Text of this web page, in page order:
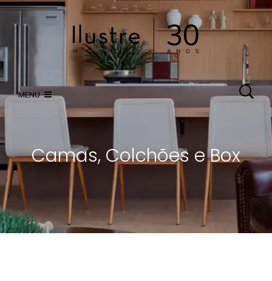
MENU
Camas, Colchões e Box
HOME
ATENDIMENTO VIRTUAL
LOJAS
COMPRE ONLINE
CONTATO